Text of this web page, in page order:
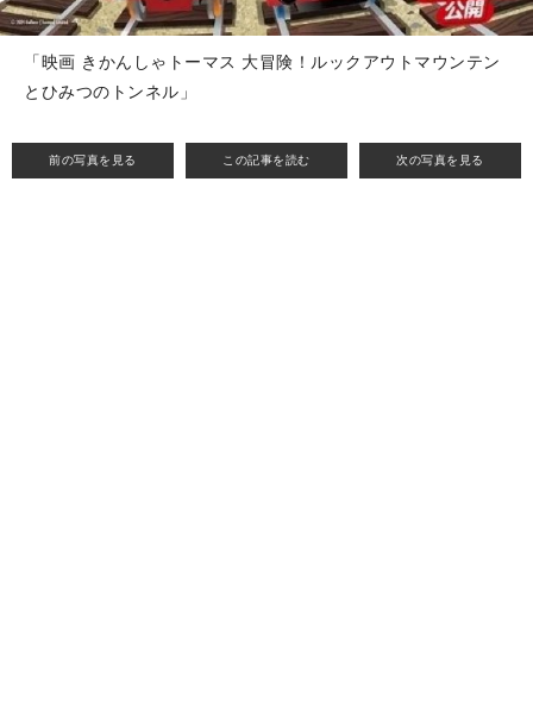
前の写真を見る この記事を読む 次の写真を見る
「映画 きかんしゃトーマス 大冒険！ルックアウトマウンテン
とひみつのトンネル」